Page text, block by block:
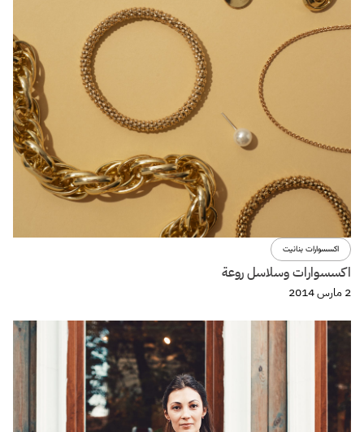
اكسسوارات بنانيت
اكسسوارات وسلاسل روعة
2 مارس 2014